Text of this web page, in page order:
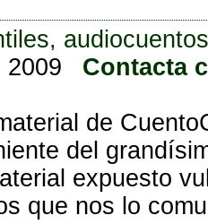
2009
Contacta
de
del
expuesto
que nos lo